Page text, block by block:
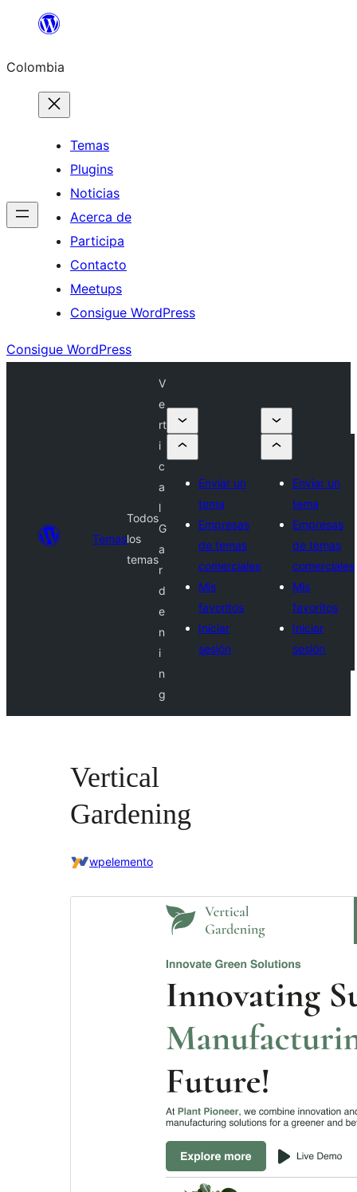
Saltar
contenido
Colombia
Temas
Plugins
Noticias
Acerca de
Participa
Contacto
Meetups
Consigue WordPress
Consigue WordPress
Temas
Todos
los
temas
V
e
rt
i
c
a
l
G
a
r
d
e
n
i
n
g
Enviar un
tema
Empresas
de temas
comerciales
Mis
favoritos
Iniciar
sesión
Enviar un
tema
Empresas
de temas
comerciales
Mis
favoritos
Iniciar
sesión
Vertical
Gardening
wpelemento